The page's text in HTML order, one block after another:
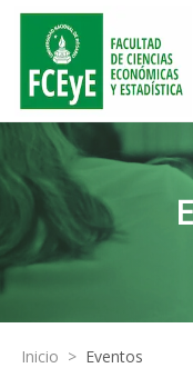
Inicio > Eventos